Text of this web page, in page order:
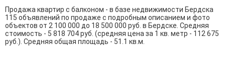
Продажа квартир с балконом - в базе недвижимости Бердска
115 объявлений по продаже с подробным описанием и фото
объектов от 2 100 000 до 18 500 000 руб. в Бердске. Средняя
стоимость - 5 818 704 руб. (средняя цена за 1 кв. метр - 112 675
руб.). Средняя общая площадь - 51.1 кв.м.